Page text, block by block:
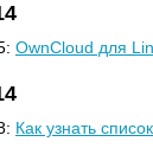
OwnCloud для
Как узнать